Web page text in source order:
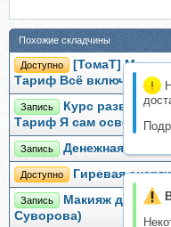
Похожие складчины
Доступно
[ТомаТ]
Тариф Всё включено
Запись
Курс развития
Тариф Я сам освою
Запись Денежная сила.
Доступно Гиревая
Запись
Макияж для
Суворова)